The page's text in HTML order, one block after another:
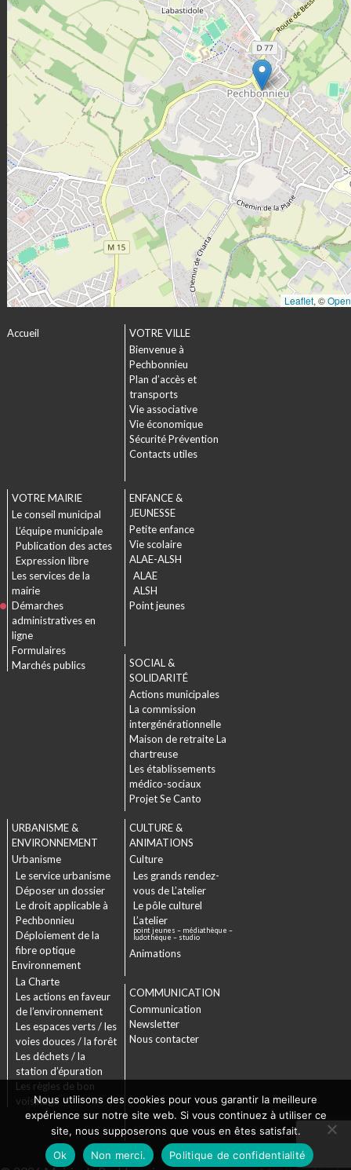
Leaflet, ©
Accueil
VOTRE VILLE
Bienvenue à
Pechbonnieu
Plan d’accès et
transports
Vie associative
Vie économique
Sécurité Prévention
Contacts utiles
VOTRE MAIRIE
Le conseil municipal
L’équipe municipale
Publication des actes
Expression libre
Les services de la
mairie
Démarches
administratives en
ligne
Formulaires
Marchés publics
ENFANCE &
JEUNESSE
Petite enfance
Vie scolaire
ALAE-ALSH
ALAE
ALSH
Point jeunes
SOCIAL &
SOLIDARITÉ
Actions municipales
La commission
intergénérationnelle
Maison de retraite La
chartreuse
Les établissements
médico-sociaux
Projet Se Canto
URBANISME &
ENVIRONNEMENT
Urbanisme
Le service urbanisme
Déposer un dossier
Le droit applicable à
Pechbonnieu
Déploiement de la
fibre optique
Environnement
La Charte
Les actions en faveur
de l’environnement
Les espaces verts / les
voies douces / la forêt
Les déchets / la
station d’épuration
Les règles de bon
voisinage
CULTURE &
ANIMATIONS
Culture
Les grands rendez-
vous de L’atelier
Le pôle culturel
L’atelier
point jeunes – médiathèque –
ludothèque – studio
Animations
COMMUNICATION
Communication
Newsletter
Nous contacter
Nous utilisons des cookies pour vous garantir la meilleure
expérience sur notre site web. Si vous continuez à utiliser ce
site, nous supposerons que vous en êtes satisfait.
Ok
Non merci. Politique de confidentialité